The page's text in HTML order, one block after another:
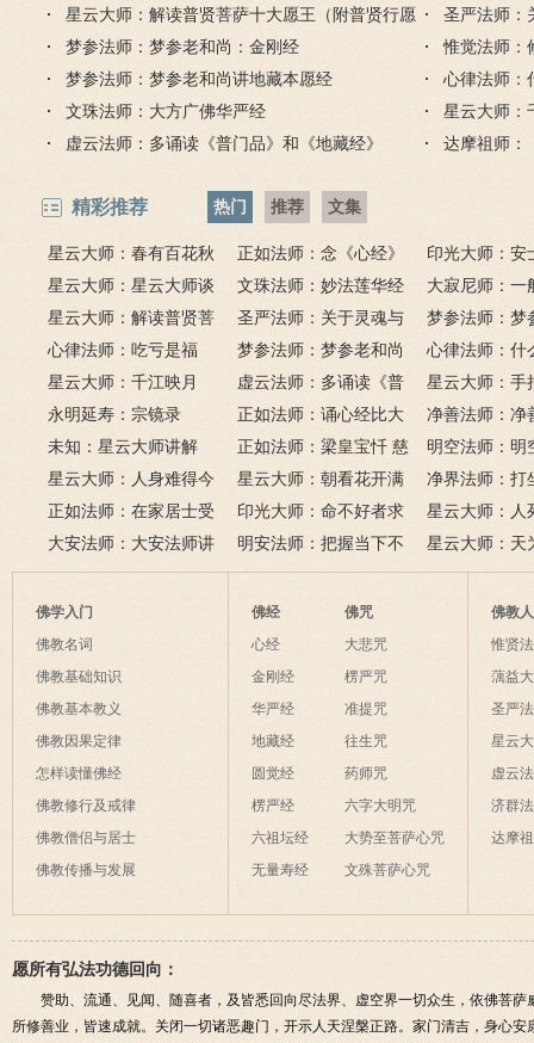
吗？
星云大师：解读普贤菩萨十大愿王（附普贤行愿
品全文）
圣严法师：
梦参法师：梦参老和尚：金刚经
惟觉法师：
梦参法师：梦参老和尚讲地藏本愿经
心律法师：
文珠法师：大方广佛华严经
星云大师：
虚云法师：多诵读《普门品》和《地藏经》
达摩祖师：
精彩推荐 热门 推荐 文集
星云大师：春有百花秋
有月，夏有凉风冬有雪；
若无闲事挂心头，便是人
间好时节。
正如法师：念《心经》
比《大悲咒》更好吗？
印光大师：安
话解
星云大师：星云大师谈
《心经》
文珠法师：妙法莲华经
大寂尼师：一
里可以读诵《
吗？
星云大师：解读普贤菩
萨十大愿王（附普贤行愿
品全文）
圣严法师：关于灵魂与
鬼的终极真相
梦参法师：梦
尚：金刚经
心律法师：吃亏是福
梦参法师：梦参老和尚
讲地藏本愿经
心律法师：什
有缘？
星云大师：千江映月
虚云法师：多诵读《普
门品》和《地藏经》
星云大师：手
满田，低头便
六根清净方为
来是向前。
永明延寿：宗镜录
正如法师：诵心经比大
悲咒功德大吗
净善法师：净
看风水与算命
运？
未知：星云大师讲解
正如法师：梁皇宝忏 慈
悲道场
明空法师：明
《心经》中的
星云大师：人身难得今
已得，佛法难闻今已闻；
此身不向今生度，更向何
生度此身？
星云大师：朝看花开满
树红，暮看花落树还空；
若将花比人间事，花与人
间事一同。
净界法师：打
该怎么念佛？
正如法师：在家居士受
五戒可以搭缦衣吗？
印光大师：命不好者求
美好姻缘，有个简单方
法
星云大师：人
是怎样的？
大安法师：大安法师讲
解
明安法师：把握当下不
后悔
星云大师：天
为毡，日月星
夜间不敢长伸
破海底天。
佛学入门
佛教名词
佛教基础知识
佛教基本教义
佛教因果定律
怎样读懂佛经
佛教修行及戒律
佛教僧侣与居士
佛教传播与发展
佛经
心经
金刚经
华严经
地藏经
圆觉经
楞严经
六祖坛经
无量寿经
佛咒
大悲咒
楞严咒
准提咒
往生咒
药师咒
六字大明咒
大势至菩萨心咒
文殊菩萨心咒
佛教
惟贤
蕅益
圣严
星云
虚云
济群
达摩
愿所有弘法功德回向：
赞助、流通、见闻、随喜者，及皆悉回向尽法界、虚空界一切众生，依佛菩
所修善业，皆速成就。关闭一切诸恶趣门，开示人天涅槃正路。家门清吉，身心